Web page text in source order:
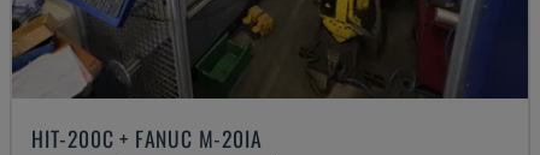
HIT-200C + FANUC M-20IA